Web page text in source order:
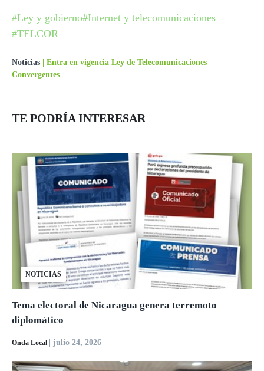
#Ley y gobierno#Internet y telecomunicaciones
#TELCOR
Noticias
Entra en vigencia Ley de Telecomunicaciones
Convergentes
TE PODRÍA INTERESAR
NOTICIAS
Tema electoral de Nicaragua genera terremoto
diplomático
Onda Local | julio 24, 2026